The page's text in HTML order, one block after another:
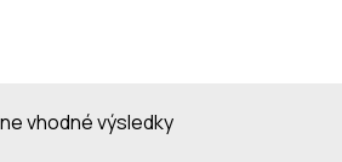
vhodné výsledky